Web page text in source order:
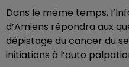
Dans le même temps,
d’Amiens répondra aux
dépistage du cancer du
initiations à l’auto